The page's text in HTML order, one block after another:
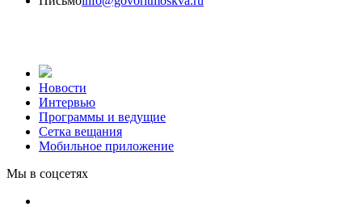
Новости
Интервью
Программы и ведущие
Сетка вещания
Мобильное приложение
Мы в соцсетях